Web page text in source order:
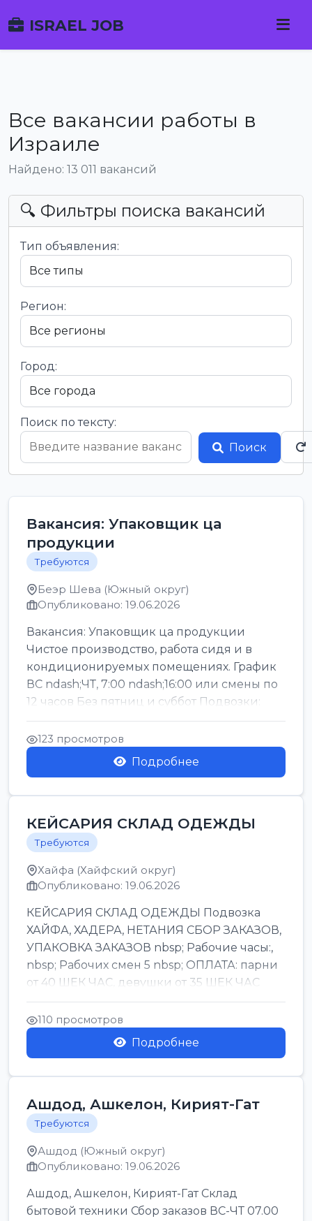
ISRAEL JOB
Все вакансии работы в
Израиле
Найдено: 13 011 вакансий
🔍 Фильтры поиска вакансий
Тип объявления:
Регион:
Город:
Поиск по тексту:
Поиск
Вакансия: Упаковщик ца
продукции
Требуются
Беэр Шева (Южный округ)
Опубликовано: 19.06.2026
Вакансия: Упаковщик ца продукции
Чистое производство, работа сидя и в
кондиционируемых помещениях. График
ВС ndash;ЧТ, 7:00 ndash;16:00 или смены по
12 часов Без пятниц и суббот Подвозки:
Офаким, Нети...
123 просмотров
Подробнее
КЕЙСАРИЯ СКЛАД ОДЕЖДЫ
Требуются
Хайфа (Хайфский округ)
Опубликовано: 19.06.2026
КЕЙСАРИЯ СКЛАД ОДЕЖДЫ Подвозка
ХАЙФА, ХАДЕРА, НЕТАНИЯ СБОР ЗАКАЗОВ,
УПАКОВКА ЗАКАЗОВ nbsp; Рабочие часы:,
nbsp; Рабочих смен 5 nbsp; ОПЛАТА: парни
от 40 ШЕК ЧАС, девушки от 35 ШЕК ЧАС
БОНУСЫ 1500 ШЕК ...
110 просмотров
Подробнее
Ашдод, Ашкелон, Кирият-Гат
Требуются
Ашдод (Южный округ)
Опубликовано: 19.06.2026
Ашдод, Ашкелон, Кирият-Гат Склад
бытовой техники Сбор заказов ВС-ЧТ 07.00